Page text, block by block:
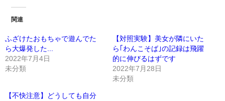
関連
ふざけたおもちゃで遊んでた
ら大爆発した...
2022年7月4日
未分類
【対照実験】美女が隣にいた
ら｢わんこそば｣の記録は飛躍
的に伸びるはずです
2022年7月28日
未分類
【不快注意】どうしても自分